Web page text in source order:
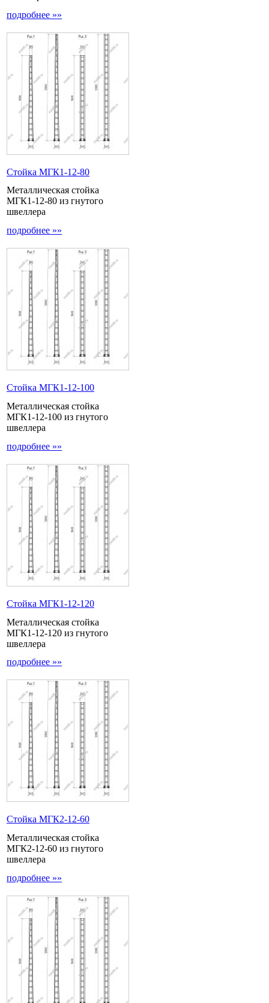
подробнее »»
Стойка МГК1-12-80
Металлическая стойка
МГК1-12-80 из гнутого
швеллера
подробнее »»
Стойка МГК1-12-100
Металлическая стойка
МГК1-12-100 из гнутого
швеллера
подробнее »»
Стойка МГК1-12-120
Металлическая стойка
МГК1-12-120 из гнутого
швеллера
подробнее »»
Стойка МГК2-12-60
Металлическая стойка
МГК2-12-60 из гнутого
швеллера
подробнее »»